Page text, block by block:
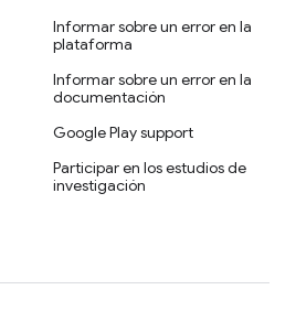
Informar sobre un error en la
plataforma
Informar sobre un error en la
documentación
Google Play support
Participar en los estudios de
investigación